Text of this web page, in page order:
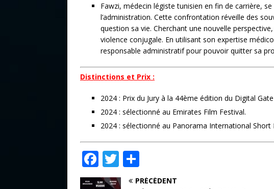
Fawzi, médecin légiste tunisien en fin de carrière,
l’administration. Cette confrontation réveille des
question sa vie. Cherchant une nouvelle
violence conjugale. En utilisant son expertise
responsable administratif pour pouvoir quitter sa
Distinctions et Prix :
2024 : Prix du Jury à la 44ème édition du Digital
2024 : sélectionné au Emirates Film Festival.
2024 : sélectionné au Panorama International Short
F
a
T
w ar
PRÉCÉDENT